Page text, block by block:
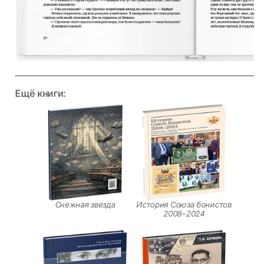
Ещё книги:
Снежная звезда
История Союза бонистов
2008–2024